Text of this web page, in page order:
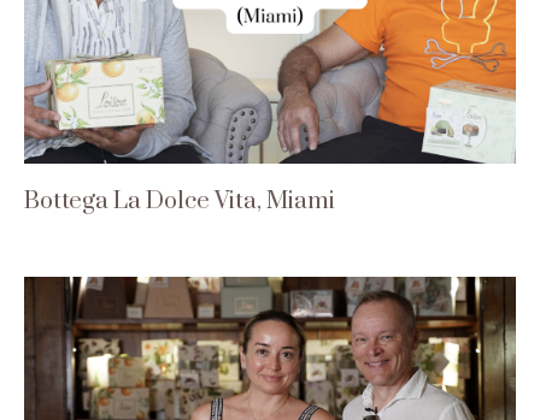
Bottega La Dolce Vita, Miami